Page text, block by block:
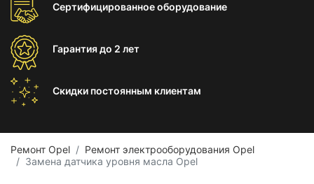
Сертифицированноеоборудование
Гарантиядо 2 лет
Скидки постоянным клиентам
Ремонт Opel
Ремонт электрооборудования Opel
Замена датчика уровня масла Opel